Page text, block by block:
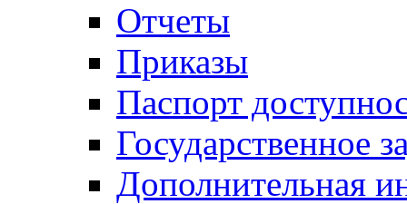
Отчеты
Приказы
Паспорт
Государственное
Дополнительная